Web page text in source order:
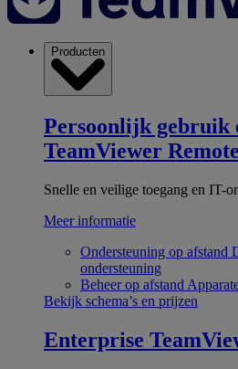
Producten
Persoonlijk gebruik
TeamViewer Remote
Snelle en veilige toegang en IT-
Meer informatie
Ondersteuning op afstand
ondersteuning
Beheer op afstand
Bekijk schema’s en prijzen
Enterprise